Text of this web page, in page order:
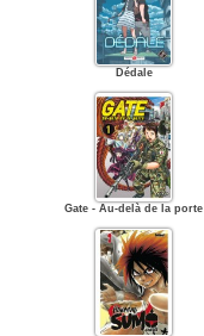
Dédale
Gate - Au-delà de la porte